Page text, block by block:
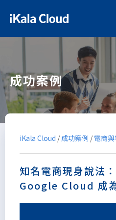
成功案例
iKala Cloud / 成功案例 / 電商
知名電商現身說法
Google Cloud 成